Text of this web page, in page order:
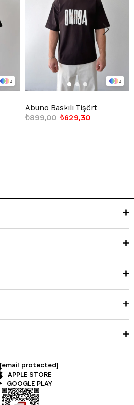
3 3
Abuno Baskılı Tişört
₺629,30
₺899,00
[email protected]
APPLE STORE
GOOGLE PLAY